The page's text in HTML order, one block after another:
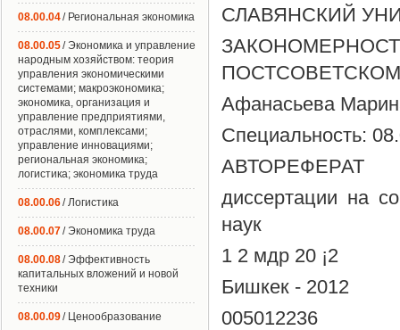
СЛАВЯНСКИЙ
Афанасьева
Специальность:
АВТОРЕФЕРАТ
диссертации на
наук
1 2 мдр 20 ¡2
Бишкек - 2012
005012236
08.00.04/ Региональная экономика
08.00.05/ Экономика и управление
народным хозяйством: теория
управления экономическими
системами; макроэкономика;
экономика, организация и
управление предприятиями,
отраслями, комплексами;
управление инновациями;
региональная экономика;
логистика; экономика труда
08.00.06/ Логистика
08.00.07/ Экономика труда
08.00.08/ Эффективность
капитальных вложений и новой
техники
08.00.09/ Ценообразование